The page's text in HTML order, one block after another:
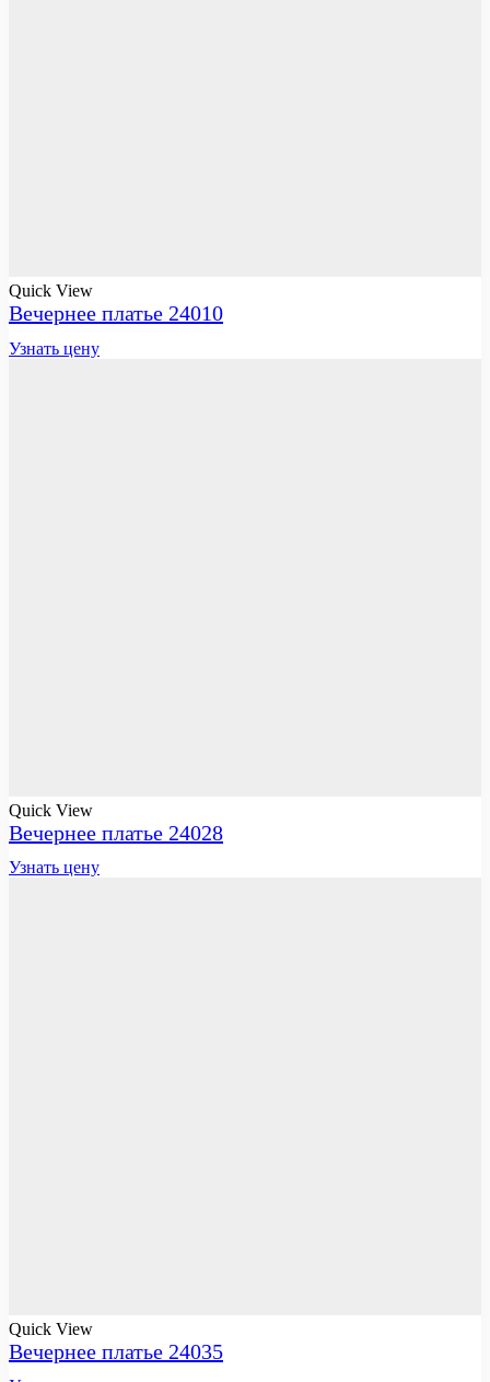
Quick View
Вечернее платье 24010
Узнать цену
Quick View
Вечернее платье 24028
Узнать цену
Quick View
Вечернее платье 24035